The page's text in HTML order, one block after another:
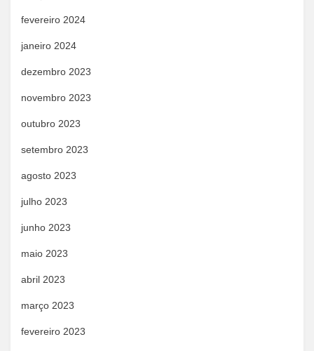
fevereiro 2024
janeiro 2024
dezembro 2023
novembro 2023
outubro 2023
setembro 2023
agosto 2023
julho 2023
junho 2023
maio 2023
abril 2023
março 2023
fevereiro 2023